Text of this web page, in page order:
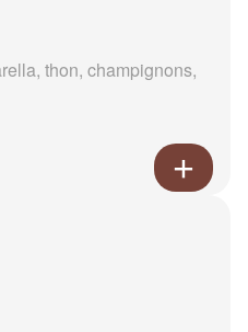
thon, champignons,